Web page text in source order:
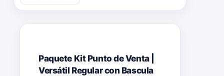
Paquete Kit Punto de Venta |
Versátil Regular con Bascula